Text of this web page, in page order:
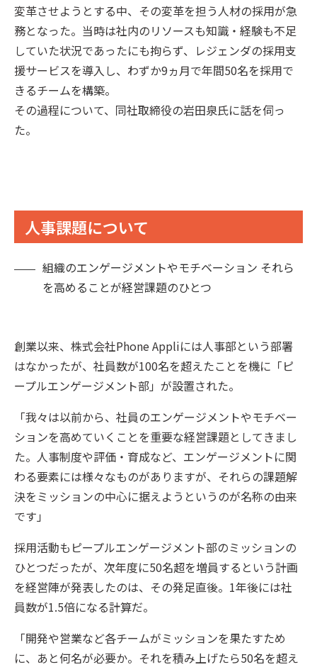
変革させようとする中、その変革を担う人材の採用が急
務となった。当時は社内のリソースも知識・経験も不足
していた状況であったにも拘らず、レジェンダの採用支
援サービスを導入し、わずか9ヵ月で年間50名を採用で
きるチームを構築。
その過程について、同社取締役の岩田泉氏に話を伺っ
た。
人事課題について
組織のエンゲージメントやモチベーション それら
を高めることが経営課題のひとつ
創業以来、株式会社Phone Appliには人事部という部署
はなかったが、社員数が100名を超えたことを機に「ピ
ープルエンゲージメント部」が設置された。
「我々は以前から、社員のエンゲージメントやモチベー
ションを高めていくことを重要な経営課題としてきまし
た。人事制度や評価・育成など、エンゲージメントに関
わる要素には様々なものがありますが、それらの課題解
決をミッションの中心に据えようというのが名称の由来
です」
採用活動もピープルエンゲージメント部のミッションの
ひとつだったが、次年度に50名超を増員するという計画
を経営陣が発表したのは、その発足直後。1年後には社
員数が1.5倍になる計算だ。
「開発や営業など各チームがミッションを果たすため
に、あと何名が必要か。それを積み上げたら50名を超え